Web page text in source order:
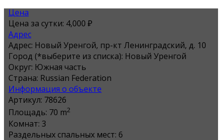
Цена
Цена за сутки: 4,000 ₽
Адрес
Адрес: Новый Уренгой, пр-кт Ленинградский, д. 10
Город (*выберите из списка): Новый Уренгой
Округ: Южная часть
Страна: Russian Federation
Информация о объекте
Артикул: 78626
Площадь: 70 m2
Комнат: 3
Раздельных спальных мест: 6